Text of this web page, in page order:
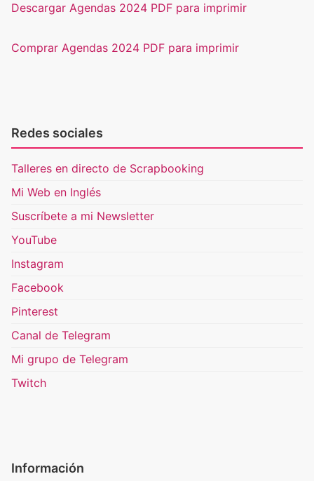
Descargar Agendas 2024 PDF para imprimir
Comprar Agendas 2024 PDF para imprimir
Redes sociales
Talleres en directo de Scrapbooking
Mi Web en Inglés
Suscríbete a mi Newsletter
YouTube
Instagram
Facebook
Pinterest
Canal de Telegram
Mi grupo de Telegram
Twitch
Información